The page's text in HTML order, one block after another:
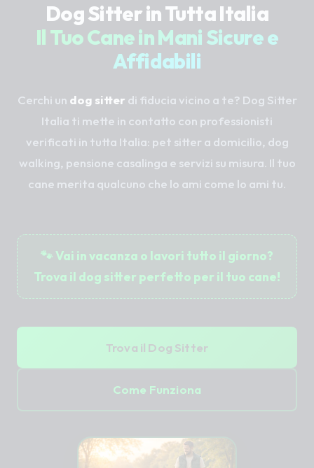
Dog Sitter in Tutta Italia
Il Tuo Cane in Mani Sicure e
Affidabili
Cerchi un dog sitter di fiducia vicino a te? Dog Sitter
Italia ti mette in contatto con professionisti
verificati in tutta Italia: pet sitter a domicilio, dog
walking, pensione casalinga e servizi su misura. Il tuo
cane merita qualcuno che lo ami come lo ami tu.
🐾 Vai in vacanza o lavori tutto il giorno?
Trova il dog sitter perfetto per il tuo cane!
Trova il Dog Sitter
Come Funziona